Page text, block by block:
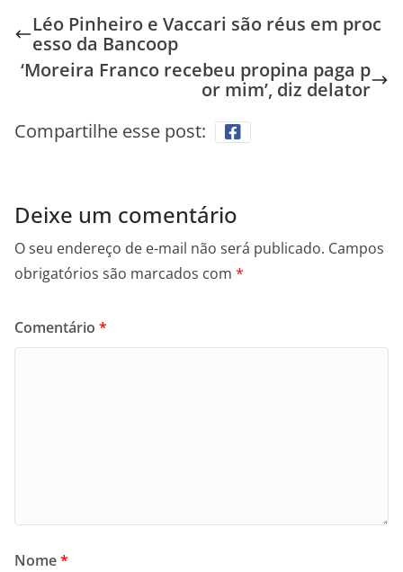
Léo Pinheiro e Vaccari são réus em proc
esso da Bancoop
‘Moreira Franco recebeu propina paga p
or mim’, diz delator
Compartilhe esse post:
Deixe um comentário
O seu endereço de e-mail não será publicado. Campos
obrigatórios são marcados com *
Comentário *
Nome*